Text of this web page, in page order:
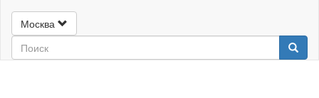
Москва